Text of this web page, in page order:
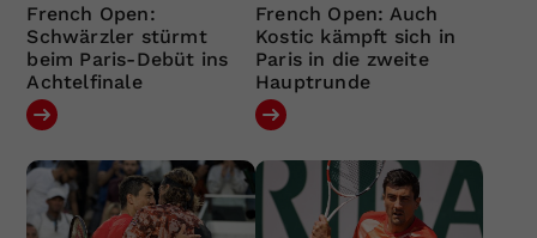
French Open:
Schwärzler stürmt
beim Paris-Debüt ins
Achtelfinale
French Open: Auch
Kostic kämpft sich in
Paris in die zweite
Hauptrunde